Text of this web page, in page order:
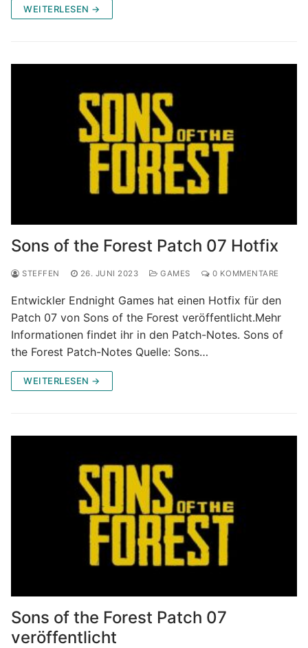
WEITERLESEN →
Sons of the Forest Patch 07 Hotfix
STEFFEN 26. JUNI 2023 GAMES 0 KOMMENTARE
Entwickler Endnight Games hat einen Hotfix für den
Patch 07 von Sons of the Forest veröffentlicht.Mehr
Informationen findet ihr in den Patch-Notes. Sons of
the Forest Patch-Notes Quelle: Sons…
WEITERLESEN →
Sons of the Forest Patch 07
veröffentlicht